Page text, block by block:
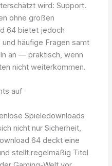
wird: Support.
ohne großen
64 bietet jedoch
häufige Fragen samt
an — praktisch, wenn
nicht weiterkommen.
auf
Spieledownloads
nicht nur Sicherheit,
64 deckt eine
stellt regelmäßig Titel